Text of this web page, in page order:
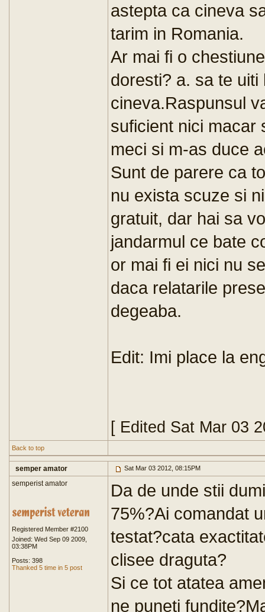
astepta ca cineva
tarim in Romania.
Ar mai fi o
doresti? a. sa te
cineva.Raspunsul
suficient nici macar
meci si m-as duce
Sunt de parere ca
nu exista scuze si
gratuit, dar hai sa
jandarmul ce bate
or mai fi ei nici nu
daca relatarile
degeaba.
Edit: Imi place la
[ Edited Sat Mar 03
Back to top
semper amator Sat Mar 03 2012, 08:15PM
semperist amator
Registered Member #2100
Joined: Wed Sep 09 2009,
03:38PM
Posts: 398
Thanked 5 time in 5 post
Da de unde stii
75%?Ai comandat
testat?cata
clisee draguta?
Si ce tot atatea
ne puneti